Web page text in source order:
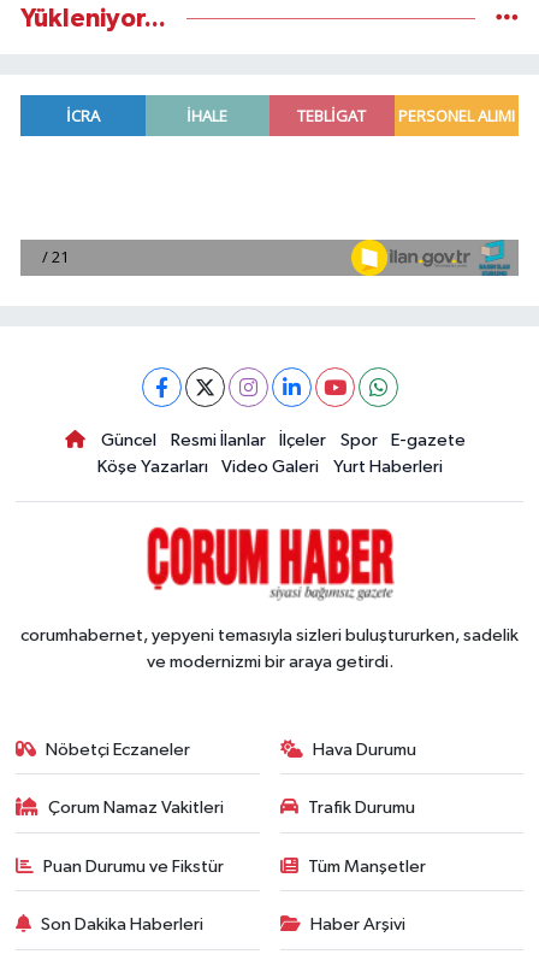
Yükleniyor...
Güncel Resmi İlanlar İlçeler Spor
E-gazete
Köşe Yazarları
Video Galeri Yurt Haberleri
corumhabernet, yepyeni temasıyla sizleri buluştururken, sadelik
ve modernizmi bir araya getirdi.
Nöbetçi Eczaneler Hava Durumu
Çorum Namaz Vakitleri Trafik Durumu
Puan Durumu ve Fikstür Tüm Manşetler
Son Dakika Haberleri Haber Arşivi